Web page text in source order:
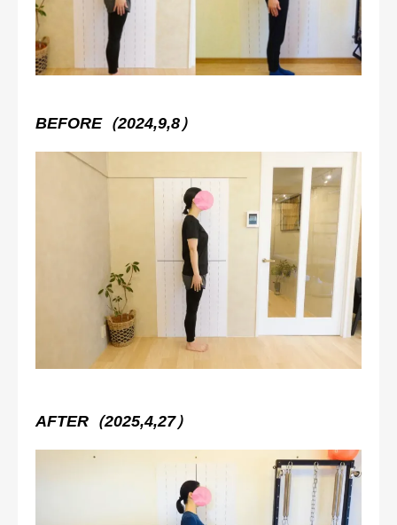
BEFORE（2024,9,8）
AFTER（2025,4,27）
料金システム
スタジオアクセス
ブログ